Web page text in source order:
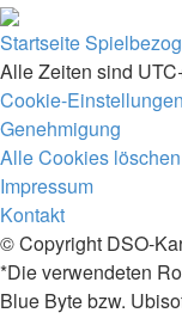
Startseite
Alle Zeiten sind
Cookie-Einstellungen
Genehmigung
Alle Cookies löschen
Impressum
Kontakt
© Copyright DSO-
*Die verwendeten
Blue Byte bzw.